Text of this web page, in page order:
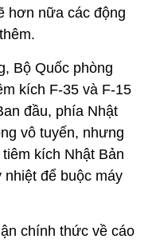
hơn nữa các động
Bộ Quốc phòng
kích F-35 và F-15
đầu, phía Nhật
vô tuyến, nhưng
kích Nhật Bản
nhiệt để buộc máy
chính thức về cáo